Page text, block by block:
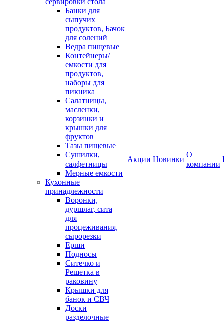
Банки для
сыпучих
продуктов, Бачок
для солений
Ведра пищевые
Контейнеры/
емкости для
продуктов,
наборы для
пикника
Салатницы,
масленки,
корзинки и
крышки для
фруктов
Тазы пищевые
Сушилки,
салфетницы
Мерные емкости
Кухонные
принадлежности
Воронки,
дуршлаг, сита
для
процеживания,
сырорезки
Ерши
Подносы
Ситечко и
Решетка в
раковину
Крышки для
банок и СВЧ
Доски
разделочные
Акции Новинки
О
компании